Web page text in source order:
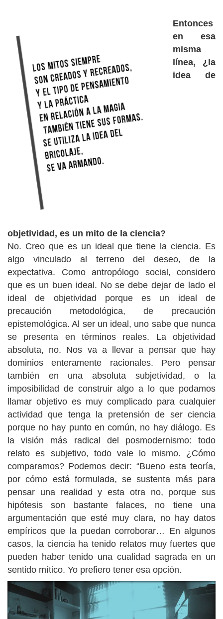
Entonces
en esa
misma
línea, ¿la
idea de
objetividad, es un mito de la ciencia?
No. Creo que es un ideal que tiene la ciencia. Es
algo vinculado al terreno del deseo, de la
expectativa. Como antropólogo social, considero
que es un buen ideal. No se debe dejar de lado el
ideal de objetividad porque es un ideal de
precaución metodológica, de precaución
epistemológica. Al ser un ideal, uno sabe que nunca
se presenta en términos reales. La objetividad
absoluta, no. Nos va a llevar a pensar que hay
dominios enteramente racionales. Pero pensar
también en una absoluta subjetividad, o la
imposibilidad de construir algo a lo que podamos
llamar objetivo es muy complicado para cualquier
actividad que tenga la pretensión de ser ciencia
porque no hay punto en común, no hay diálogo. Es
la visión más radical del posmodernismo: todo
relato es subjetivo, todo vale lo mismo. ¿Cómo
comparamos? Podemos decir: “Bueno esta teoría,
por cómo está formulada, se sustenta más para
pensar una realidad y esta otra no, porque sus
hipótesis son bastante falaces, no tiene una
argumentación que esté muy clara, no hay datos
empíricos que la puedan corroborar… En algunos
casos, la ciencia ha tenido relatos muy fuertes que
pueden haber tenido una cualidad sagrada en un
sentido mítico. Yo prefiero tener esa opción.